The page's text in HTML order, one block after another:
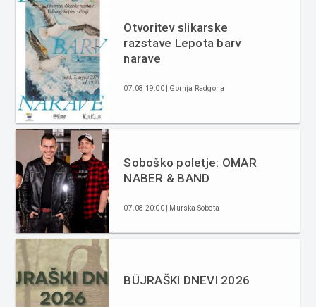
Otvoritev slikarske
razstave Lepota barv
narave
07.08 19:00 | Gornja Radgona
Soboško poletje: OMAR
NABER & BAND
07.08 20:00 | Murska Sobota
BÜJRAŠKI DNEVI 2026